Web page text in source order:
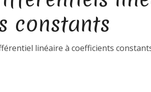
constants
linéaire à coefficients